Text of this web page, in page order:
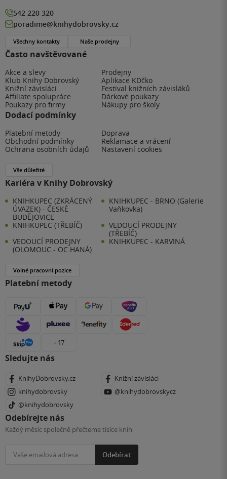
Často navštěvované
Akce a slevy
Prodejny
Klub Knihy Dobrovský
Aplikace KDčko
Knižní závisláci
Festival knižních závisláků
Affiliate spolupráce
Dárkové poukazy
Poukazy pro firmy
Nákupy pro školy
Dodací podmínky
Platební metody
Doprava
Obchodní podmínky
Reklamace a vrácení
Ochrana osobních údajů
Nastavení cookies
Vše důležité
Kariéra v Knihy Dobrovský
KNIHKUPEC (ZKRÁCENÝ
ÚVAZEK) - ČESKÉ
BUDĚJOVICE
KNIHKUPEC - BRNO (Galerie
Vaňkovka)
KNIHKUPEC (TŘEBÍČ)
VEDOUCÍ PRODEJNY
(TŘEBÍČ)
VEDOUCÍ PRODEJNY
(OLOMOUC - OC HANÁ)
KNIHKUPEC - KARVINÁ
Volné pracovní pozice
Platební metody
+ 17
Sledujte nás
KnihyDobrovsky.cz
Knižní závisláci
knihydobrovsky
@knihydobrovskycz
@knihydobrovsky
Odebírejte nás
Každý měsíc společně přečteme tisíce knih
Odebírat
542 220 320
poradime@knihydobrovsky.cz
Všechny kontakty Naše prodejny